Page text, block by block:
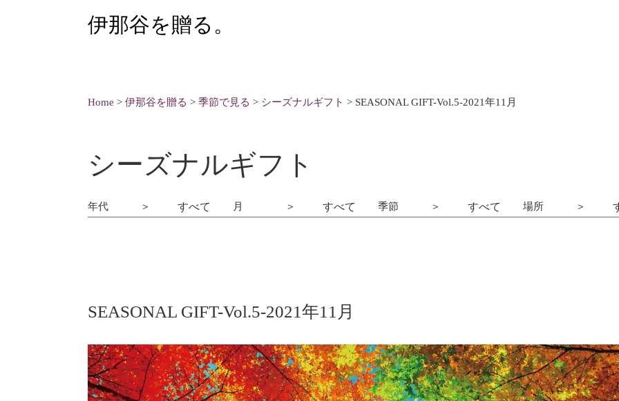
伊那谷を贈る。
Home > 伊那谷を贈る > 季節で見る > シーズナルギフト > SEASONAL GIFT-Vol.5-2021年11月
シーズナルギフト
年代 月 季節 場所
SEASONAL GIFT-Vol.5-2021年11月